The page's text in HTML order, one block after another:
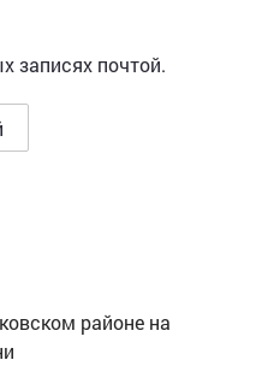
записях почтой.
районе на